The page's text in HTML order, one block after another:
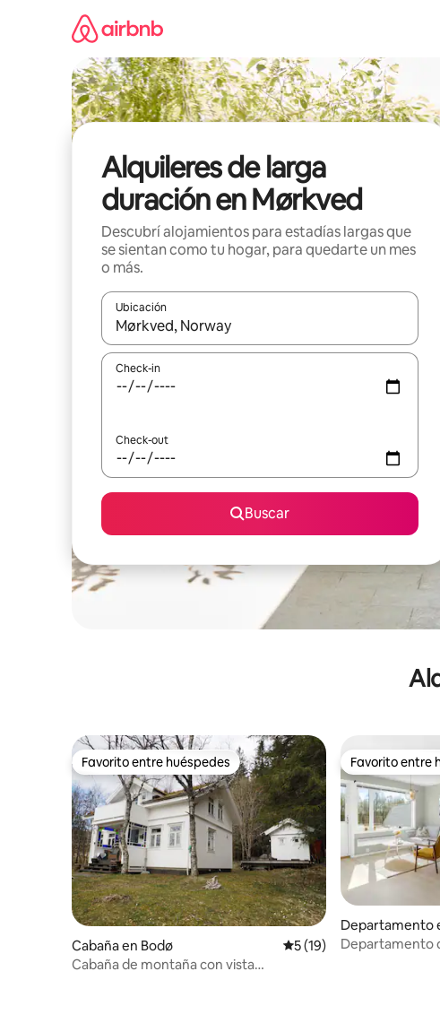
Alquileres de larga
duración en Mørkved
Descubrí alojamientos para estadías largas que
se sientan como tu hogar, para quedarte un mes
o más.
Ubicación
Cuando los resultados estén disponibles, navegá con
Check-in
Check-out
Buscar
Favorito entre huéspedes
Favorito entre huéspedes
Cabaña en Bodø Calificación promedio: 5
5 (19)
Cabaña de montaña con vista
Favorito entre
Favorito entre
Departamento
esidencial en
Departamento